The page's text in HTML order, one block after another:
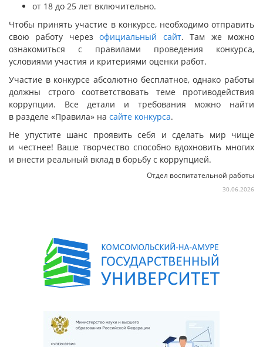
от 18 до 25 лет включительно.
Чтобы принять участие в конкурсе, необходимо отправить
свою работу черезофициальный сайт. Там же можно
ознакомиться с правилами проведения конкурса,
условиями участия и критериями оценки работ.
Участие в конкурсе абсолютно бесплатное, однако работы
должны строго соответствовать теме противодействия
коррупции. Все детали и требования можно найти
в разделе «Правила» на сайте конкурса.
Не упустите шанс проявить себя и сделать мир чище
и честнее! Ваше творчество способно вдохновить многих
и внести реальный вклад в борьбу с коррупцией.
Отдел воспитательной работы
30.06.2026